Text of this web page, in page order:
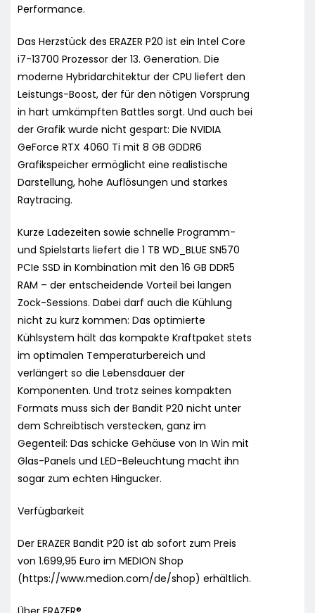
Performance.
Das Herzstück des ERAZER P20 ist ein Intel Core
i7-13700 Prozessor der 13. Generation. Die
moderne Hybridarchitektur der CPU liefert den
Leistungs-Boost, der für den nötigen Vorsprung
in hart umkämpften Battles sorgt. Und auch bei
der Grafik wurde nicht gespart: Die NVIDIA
GeForce RTX 4060 Ti mit 8 GB GDDR6
Grafikspeicher ermöglicht eine realistische
Darstellung, hohe Auflösungen und starkes
Raytracing.
Kurze Ladezeiten sowie schnelle Programm-
und Spielstarts liefert die 1 TB WD_BLUE SN570
PCIe SSD in Kombination mit den 16 GB DDR5
RAM – der entscheidende Vorteil bei langen
Zock-Sessions. Dabei darf auch die Kühlung
nicht zu kurz kommen: Das optimierte
Kühlsystem hält das kompakte Kraftpaket stets
im optimalen Temperaturbereich und
verlängert so die Lebensdauer der
Komponenten. Und trotz seines kompakten
Formats muss sich der Bandit P20 nicht unter
dem Schreibtisch verstecken, ganz im
Gegenteil: Das schicke Gehäuse von In Win mit
Glas-Panels und LED-Beleuchtung macht ihn
sogar zum echten Hingucker.
Verfügbarkeit
Der ERAZER Bandit P20 ist ab sofort zum Preis
von 1.699,95 Euro im MEDION Shop
(https://www.medion.com/de/shop) erhältlich.